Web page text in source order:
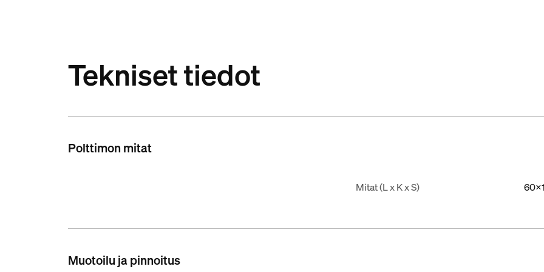
Tekniset tiedot
Polttimon mitat
Mitat (L x K x S)
Muotoilu ja pinnoitus